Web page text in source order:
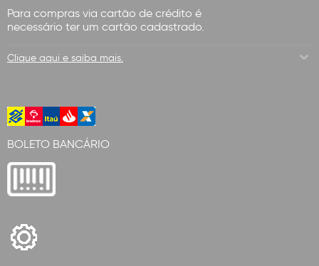
Para compras via cartão de crédito é
necessário ter um cartão cadastrado.
Clique aqui e saiba mais.
BOLETO BANCÁRIO